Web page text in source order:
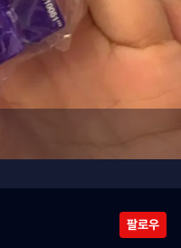
팔로우